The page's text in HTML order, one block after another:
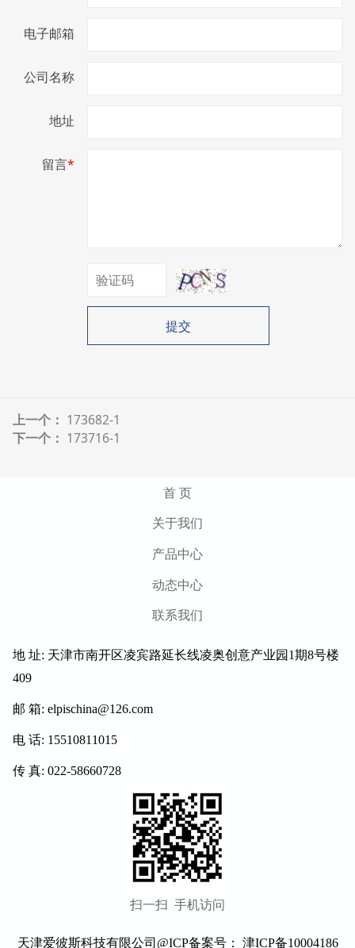
电子邮箱
公司名称
地址
留言*
提交
上一个： 173682-1
下一个： 173716-1
首 页
关于我们
产品中心
动态中心
联系我们
地 址: 天津市南开区凌宾路延长线凌奥创意产业园1期8号楼
409
邮 箱: elpischina@126.com
电 话: 15510811015
传 真: 022-58660728
扫一扫 手机访问
天津爱彼斯科技有限公司@ICP备案号： 津ICP备10004186